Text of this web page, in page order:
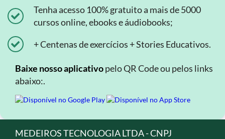
Tenha acesso 100% gratuito a mais de 5000
cursos online, ebooks e áudiobooks;
+ Centenas de exercícios + Stories Educativos.
Baixe nosso aplicativopelo QR Code ou pelos links
abaixo:.
MEDEIROS TECNOLOGIA LTDA - CNPJ